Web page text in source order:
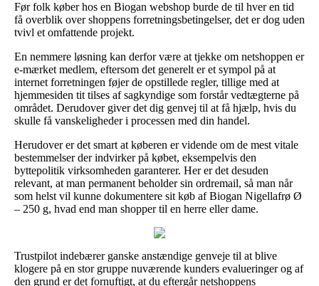
Før folk køber hos en Biogan webshop burde de til hver en tid
få overblik over shoppens forretningsbetingelser, det er dog uden
tvivl et omfattende projekt.
En nemmere løsning kan derfor være at tjekke om netshoppen er
e-mærket medlem, eftersom det generelt er et sympol på at
internet forretningen føjer de opstillede regler, tillige med at
hjemmesiden tit tilses af sagkyndige som forstår vedtægterne på
området. Derudover giver det dig genvej til at få hjælp, hvis du
skulle få vanskeligheder i processen med din handel.
Herudover er det smart at køberen er vidende om de mest vitale
bestemmelser der indvirker på købet, eksempelvis den
byttepolitik virksomheden garanterer. Her er det desuden
relevant, at man permanent beholder sin ordremail, så man når
som helst vil kunne dokumentere sit køb af Biogan Nigellafrø Ø
– 250 g, hvad end man shopper til en herre eller dame.
Trustpilot indebærer ganske anstændige genveje til at blive
klogere på en stor gruppe nuværende kunders evalueringer og af
den grund er det fornuftigt, at du eftergår netshoppens